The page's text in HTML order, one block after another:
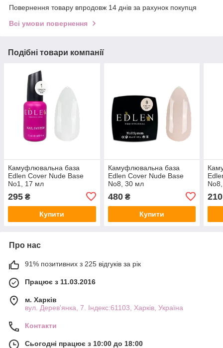
Повернення товару впродовж 14 днів за рахунок покупця
Всі умови повернення
Подібні товари компанії
Камуфлювальна база
Edlen Cover Nude Base
No1, 17 мл
295 ₴
Купити
Камуфлювальна база
Edlen Cover Nude Base
No8, 30 мл
480₴
Купити
210
Про нас
91% позитивних з 225 відгуків за рік
Працює з 11.03.2016
м. Харків
вул. Дерев'янка, 7. Індекс:61103, Харків, Україна
Контакти
Сьогодні працює з 10:00 до 18:00